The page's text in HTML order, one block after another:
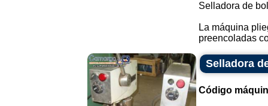
Selladora de
La máquina
preencoladas
Selladora
Código